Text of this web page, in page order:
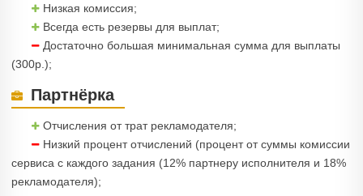
Низкая комиссия;
Всегда есть резервы для выплат;
Достаточно большая минимальная сумма для выплаты
(300р.);
Партнёрка
Отчисления от трат рекламодателя;
Низкий процент отчислений (процент от суммы комиссии
сервиса с каждого задания (12% партнеру исполнителя и 18%
рекламодателя);